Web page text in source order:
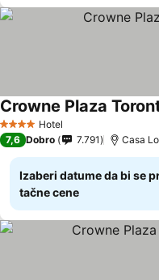
4 ZvezdiceHotel
Crowne Plaza
7,6 Dobro 7.791 Casa
Izaberi datume da bi se
tačne cene